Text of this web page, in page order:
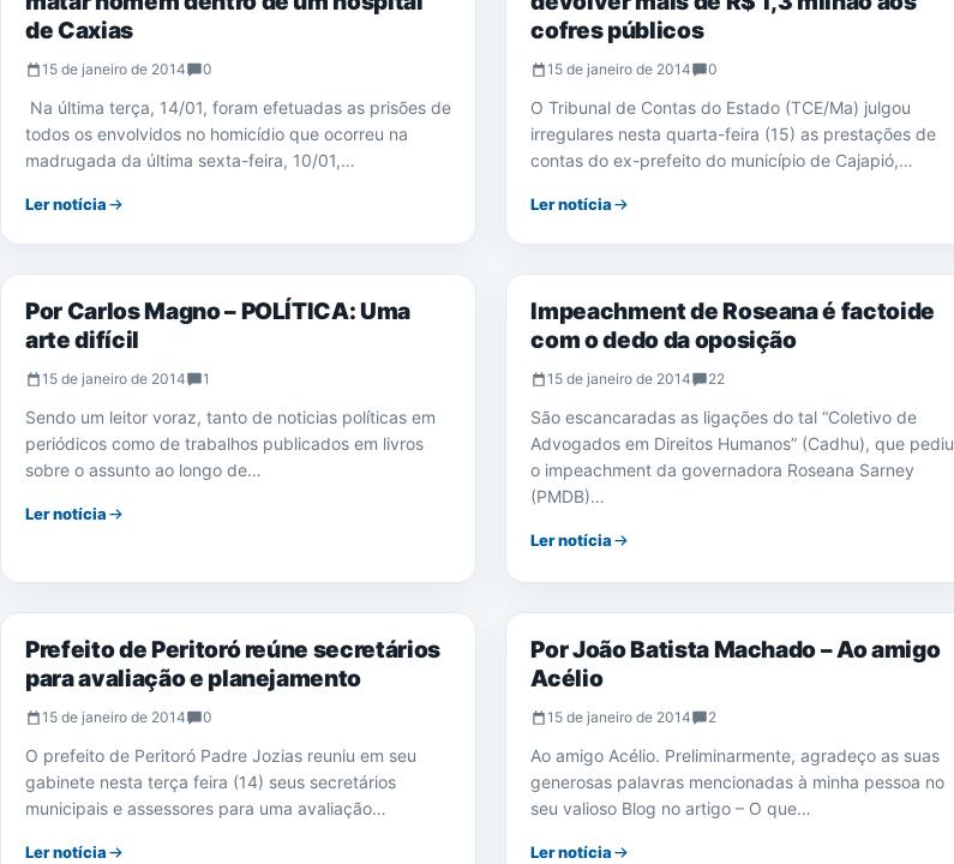
de Caxias
15 de janeiro de 2014 0
Na última terça, 14/01, foram efetuadas as prisões de
todos os envolvidos no homicídio que ocorreu na
madrugada da última sexta-feira, 10/01,…
Ler notícia
cofres públicos
15 de janeiro de 2014 0
O Tribunal de Contas do Estado (TCE/Ma) julgou
irregulares nesta quarta-feira (15) as prestações de
contas do ex-prefeito do município de Cajapió,…
Ler notícia
EDUCAÇÃO
Por Carlos Magno – POLÍTICA: Uma
arte difícil
15 de janeiro de 2014 1
Sendo um leitor voraz, tanto de noticias políticas em
periódicos como de trabalhos publicados em livros
sobre o assunto ao longo de…
Ler notícia
ELEIÇÕES 2014
Impeachment de Roseana é factoide
com o dedo da oposição
15 de janeiro de 2014 22
São escancaradas as ligações do tal “Coletivo de
Advogados em Direitos Humanos” (Cadhu), que pediu
o impeachment da governadora Roseana Sarney
(PMDB)…
Ler notícia
PERITORÓ
Prefeito de Peritoró reúne secretários
para avaliação e planejamento
15 de janeiro de 2014 0
O prefeito de Peritoró Padre Jozias reuniu em seu
gabinete nesta terça feira (14) seus secretários
municipais e assessores para uma avaliação…
Ler notícia
EDUCAÇÃO
Por João Batista Machado – Ao amigo
Acélio
15 de janeiro de 2014 2
Ao amigo Acélio. Preliminarmente, agradeço as suas
generosas palavras mencionadas à minha pessoa no
seu valioso Blog no artigo – O que…
Ler notícia